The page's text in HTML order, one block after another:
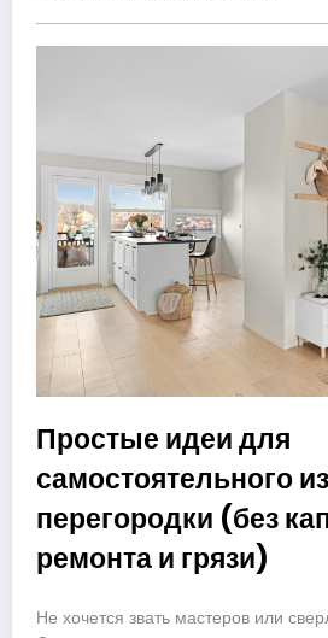
Простые идеи для
самостоятельного
перегородки (без
ремонта и грязи)
Не хочется звать мастеров или